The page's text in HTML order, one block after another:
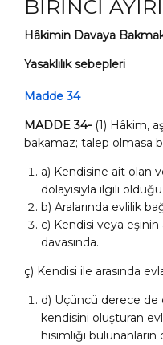
BİRİNCİ
Hâkimin Davaya
Yasaklılık sebepleri
Madde 34
MADDE 34- (1) Hâkim,
bakamaz; talep olmasa
a) Kendisine ait olan
dolayısıyla ilgili
b) Aralarında evlilik
c) Kendisi veya
davasında.
ç) Kendisi ile arasında
d) Üçüncü derece de
kendisini oluşturan
hısımlığı bulunanların